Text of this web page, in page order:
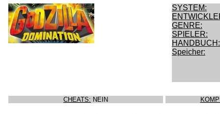
SYSTEM:
GENRE:
SPIELER:
HANDBUCH:
Speicher:
CHEATS: NEIN